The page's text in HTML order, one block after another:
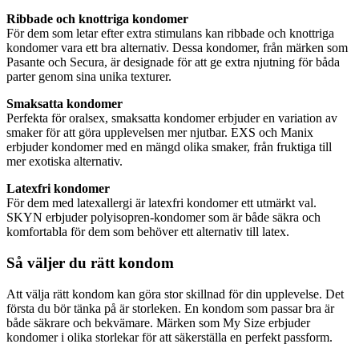
Ribbade och knottriga kondomer
För dem som letar efter extra stimulans kan ribbade och knottriga
kondomer vara ett bra alternativ. Dessa kondomer, från märken som
Pasante och Secura, är designade för att ge extra njutning för båda
parter genom sina unika texturer.
Smaksatta kondomer
Perfekta för oralsex, smaksatta kondomer erbjuder en variation av
smaker för att göra upplevelsen mer njutbar. EXS och Manix
erbjuder kondomer med en mängd olika smaker, från fruktiga till
mer exotiska alternativ.
Latexfri kondomer
För dem med latexallergi är latexfri kondomer ett utmärkt val.
SKYN erbjuder polyisopren-kondomer som är både säkra och
komfortabla för dem som behöver ett alternativ till latex.
Så väljer du rätt kondom
Att välja rätt kondom kan göra stor skillnad för din upplevelse. Det
första du bör tänka på är storleken. En kondom som passar bra är
både säkrare och bekvämare. Märken som My Size erbjuder
kondomer i olika storlekar för att säkerställa en perfekt passform.